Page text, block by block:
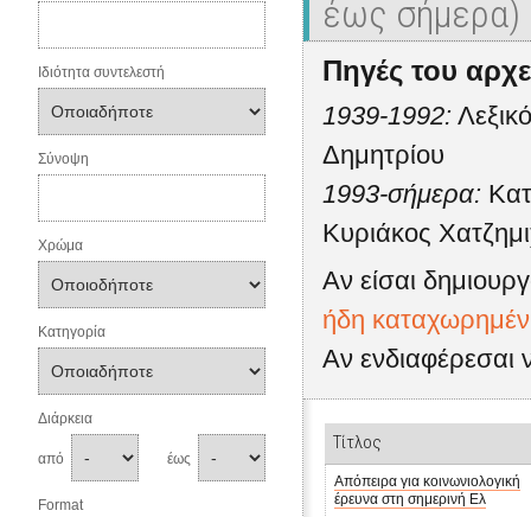
Ιδιότητα συντελεστή
Σύνοψη
Χρώμα
Κατηγορία
Διάρκεια
από έως
Format
έως σήμερα)
Πηγές του
1939-1992:
Δημητρίου
1993-σήμερα:
Κυριάκος
Αν είσαι
ήδη
Αν ενδιαφέρεσαι
Τίτλος
Απόπειρα για κοινωνιολογική
έρευνα στη σημερινή Ελ